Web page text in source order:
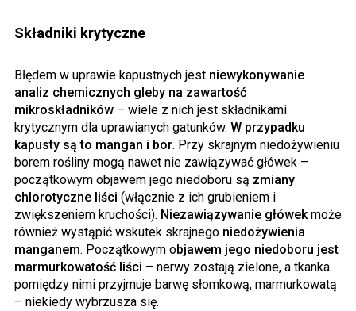
Składniki krytyczne
Błędem w uprawie kapustnych jest niewykonywanie
analiz chemicznych gleby na zawartość
mikroskładników – wiele z nich jest składnikami
krytycznym dla uprawianych gatunków. W przypadku
kapusty są to mangan i bor. Przy skrajnym niedożywieniu
borem rośliny mogą nawet nie zawiązywać główek –
początkowym objawem jego niedoboru są zmiany
chlorotyczne liści (włącznie z ich grubieniem i
zwiększeniem kruchości). Niezawiązywanie główekmoże
również wystąpić wskutek skrajnego niedożywienia
manganem. Początkowym objawem jego niedoboru jest
marmurkowatość liści – nerwy zostają zielone, a tkanka
pomiędzy nimi przyjmuje barwę słomkową, marmurkowatą
– niekiedy wybrzusza się.